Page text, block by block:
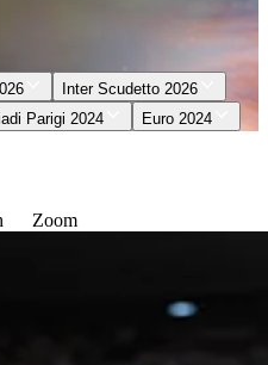
Inter Scudetto 2026
Parigi 2024 Euro 2024
Zoom